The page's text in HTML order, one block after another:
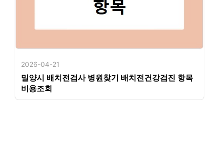
2026-04-21
밀양시 배치전검사 병원찾기 배치전건강검진 항목
비용조회